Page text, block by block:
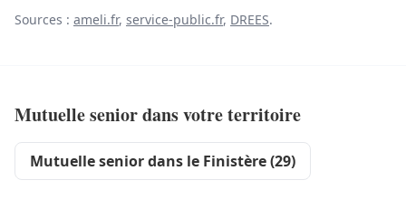
Sources : ameli.fr, service-public.fr, DREES.
Mutuelle senior dans votre territoire
Mutuelle senior dans le Finistère (29)